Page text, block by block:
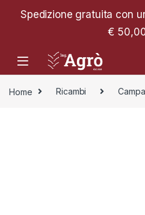
Home Ricambi
Spedizione gratuita con
€